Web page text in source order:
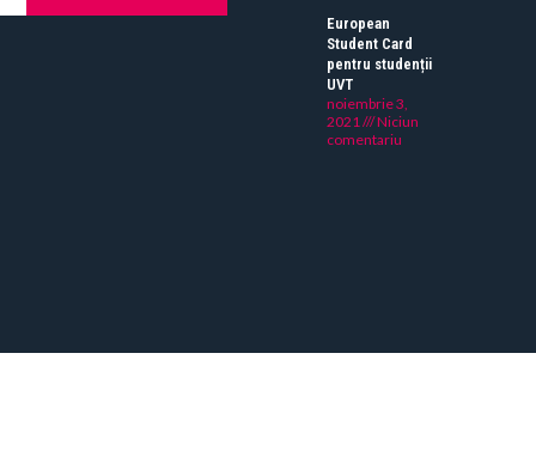
European
Student Card
pentru studenții
UVT
noiembrie 3,
2021
Niciun
comentariu